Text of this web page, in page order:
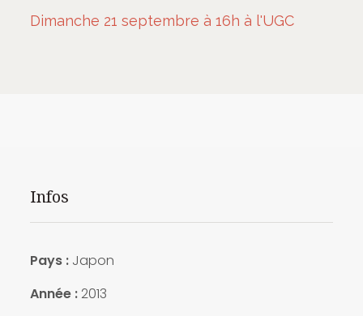
Dimanche 21 septembre à 16h à l'UGC
Infos
Pays :Japon
Année :2013